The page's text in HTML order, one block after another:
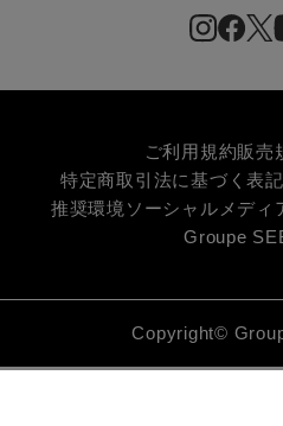
ご利用規約販売
特定商取引法に基づく表記
推奨環境 ソーシャルメディ
Groupe
Copyright©